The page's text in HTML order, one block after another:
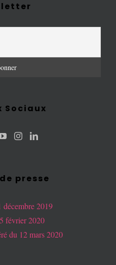
Sociaux
presse
2019
février 2020
du 12 mars 2020